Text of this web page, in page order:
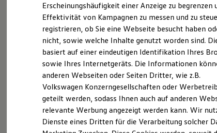
Ladezeitensimulator
Batterie
Sicherheit
Garantie und Lebensdauer
Nachhaltigkeit
Technologie
Kosten und Kauf
Verbrauchskosten
Kaufoptionen
E-Auto-Förderung
Software und Konnektivität
Die ID. Software 6
ID. Software Versionen und Updates
Digitale Extras
Schnittstellen zu Ihrem ID.
Erscheinungshäufigkeit einer Anzeige zu begrenzen
Effektivität von Kampagnen zu messen und zu
registrieren, ob Sie eine Webseite besucht haben
nicht, sowie welche Inhalte genutzt worden sind.
basiert auf einer eindeutigen Identifikation Ihres
sowie Ihres Internetgeräts. Die Informationen
anderen Webseiten oder Seiten Dritter, wie z.B.
Volkswagen Konzerngesellschaften oder
geteilt werden, sodass Ihnen auch auf anderen
relevante Werbung angezeigt werden kann. Wir
Dienste eines Dritten für die Verarbeitung solcher